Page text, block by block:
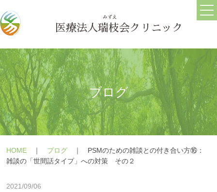
医療法人瑞枝会クリニック
ホーム
医院情報
ブログ
求人情報
うつ病
躁うつ病
ADHD)
メールフォーム
ブログ
HOME ｜ ブログ ｜ PSMのための雑談との付き合い方⑯：
雑談の「世間話タイプ」への対策 その２
2021/09/06